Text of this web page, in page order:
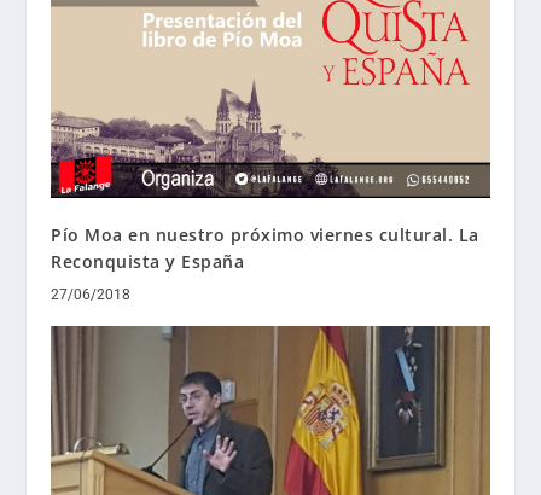
Pío Moa en nuestro próximo viernes cultural. La
Reconquista y España
27/06/2018